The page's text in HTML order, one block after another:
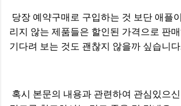
당장 예약구매로 구입하는 것 보단 애플
리지 않는 제품들은 할인된 가격으로 판
기다려 보는 것도 괜찮지 않을까 싶습니다.
혹시 본문의 내용과 관련하여 관심있으